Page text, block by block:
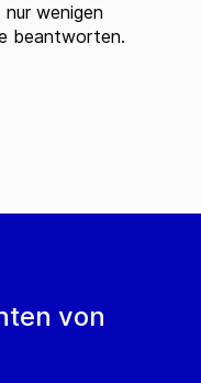
von
wenigen
beantworten.